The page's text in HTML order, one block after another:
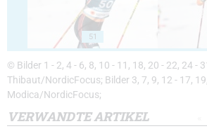
51
© Bilder 1 - 2, 4 - 6, 8, 10 - 11, 18, 20 - 22, 24 -
Thibaut/NordicFocus; Bilder 3, 7, 9, 12 - 17,
Modica/NordicFocus;
VERWANDTE ARTIKEL